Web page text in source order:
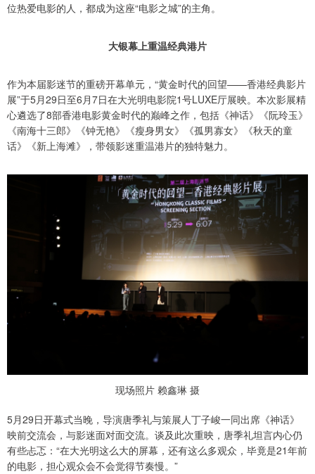
位热爱电影的人，都成为这座“电影之城”的主角。
大银幕上重温经典港片
作为本届影迷节的重磅开幕单元，“黄金时代的回望——香港经典影片
展”于5月29日至6月7日在大光明电影院1号LUXE厅展映。本次影展精
心遴选了8部香港电影黄金时代的巅峰之作，包括《神话》《阮玲玉》
《南海十三郎》《钟无艳》《瘦身男女》《孤男寡女》《秋天的童
话》《新上海滩》，带领影迷重温港片的独特魅力。
现场照片 赖鑫琳 摄
5月29日开幕式当晚，导演唐季礼与策展人丁子峻一同出席《神话》
映前交流会，与影迷面对面交流。谈及此次重映，唐季礼坦言内心仍
有些忐忑：“在大光明这么大的屏幕，还有这么多观众，毕竟是21年前
的电影，担心观众会不会觉得节奏慢。”